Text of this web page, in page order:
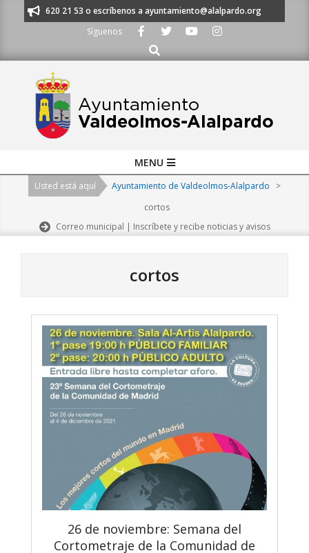
al 91 620 21 53 o escríbenos a ayuntamiento@alalpardo.org
Síguenos
Buscar
Navigation
MENU
Usted está aquí Ayuntamiento de Valdeolmos-Alalpardo
>
cortos
Correo municipal | Inscríbete y recibe noticias y avisos
cortos
26 de noviembre: Semana del
Cortometraje de la Comunidad de